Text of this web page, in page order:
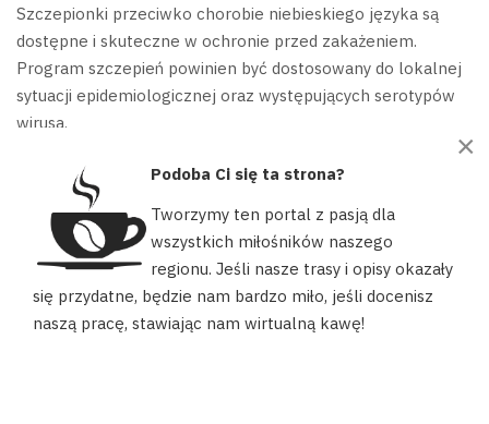
Szczepionki przeciwko chorobie niebieskiego języka są
dostępne i skuteczne w ochronie przed zakażeniem.
Program szczepień powinien być dostosowany do lokalnej
sytuacji epidemiologicznej oraz występujących serotypów
wirusa.
Decyzję o szczepieniu stada należy podjąć w konsultacji z
lekarzem weterynarii, który oceni stosunek korzyści do
kosztów w kontekście konkretnego gospodarstwa.
Szczepienia są szczególnie zalecane w gospodarstwach
położonych w strefach wysokiego ryzyka.
Zwalczanie Owadów Przenoszących
Nasz portal używa plików cookies, aby ułatwić Ci korzystanie z
naszych zasobów, dopasować treści do Twoich potrzeb oraz w
celach statystycznych. Możesz określić warunki przechowywania
×
Podoba Ci się ta strona?
Tworzymy ten portal z pasją dla
wszystkich miłośników naszego
regionu. Jeśli nasze trasy i opisy okazały
się przydatne, będzie nam bardzo miło, jeśli docenisz
naszą pracę, stawiając nam wirtualną kawę!